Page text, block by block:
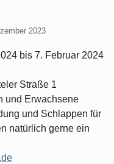
2023
bis 7. Februar 2024
Straße 1
und Erwachsene
und Schlappen für
natürlich gerne ein